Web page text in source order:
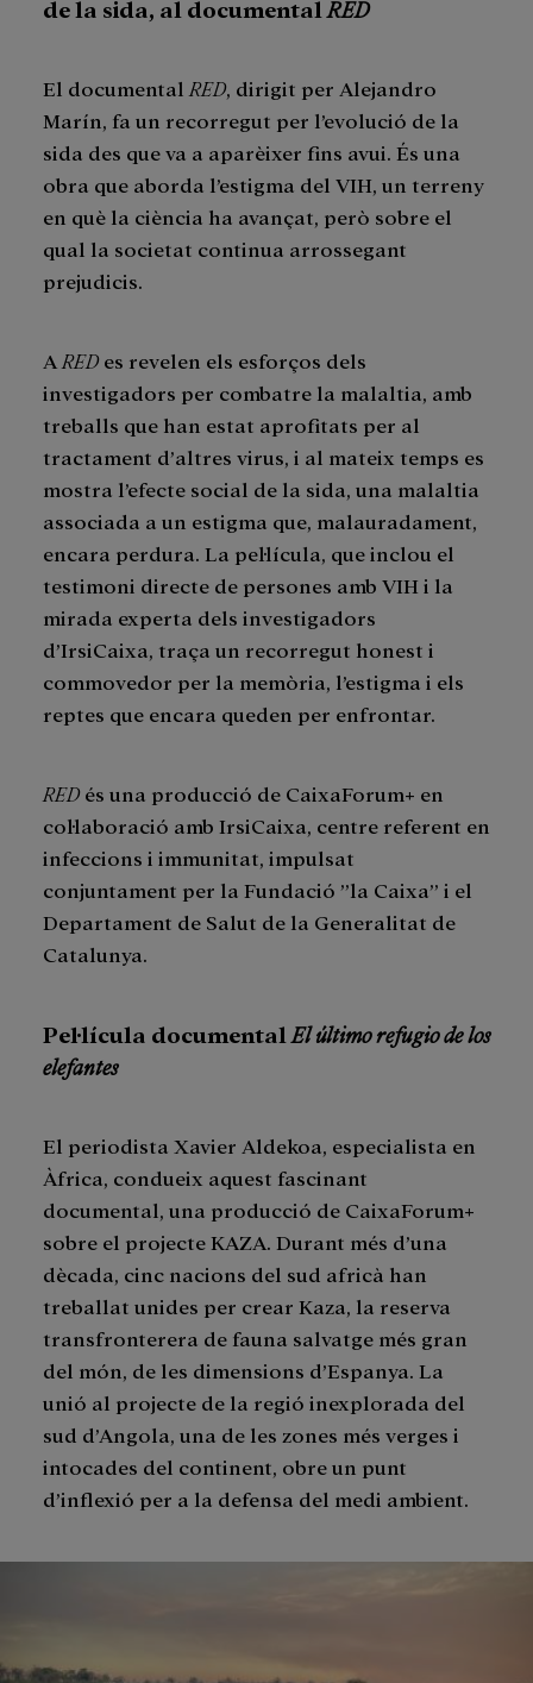
de la sida, al documental RED
El documental RED, dirigit per Alejandro
Marín, fa un recorregut per l’evolució de la
sida des que va a aparèixer fins avui. És una
obra que aborda l’estigma del VIH, un terreny
en què la ciència ha avançat, però sobre el
qual la societat continua arrossegant
prejudicis.
A RED es revelen els esforços dels
investigadors per combatre la malaltia, amb
treballs que han estat aprofitats per al
tractament d’altres virus, i al mateix temps es
mostra l’efecte social de la sida, una malaltia
associada a un estigma que, malauradament,
encara perdura. La pel·lícula, que inclou el
testimoni directe de persones amb VIH i la
mirada experta dels investigadors
d’IrsiCaixa, traça un recorregut honest i
commovedor per la memòria, l’estigma i els
reptes que encara queden per enfrontar.
RED és una producció de CaixaForum+ en
col·laboració amb IrsiCaixa, centre referent en
infeccions i immunitat, impulsat
conjuntament per la Fundació ”la Caixa” i el
Departament de Salut de la Generalitat de
Catalunya.
Pel·lícula documental El último refugio de los
elefantes
El periodista Xavier Aldekoa, especialista en
Àfrica, condueix aquest fascinant
documental, una producció de CaixaForum+
sobre el projecte KAZA. Durant més d’una
dècada, cinc nacions del sud africà han
treballat unides per crear Kaza, la reserva
transfronterera de fauna salvatge més gran
del món, de les dimensions d’Espanya. La
unió al projecte de la regió inexplorada del
sud d’Angola, una de les zones més verges i
intocades del continent, obre un punt
d’inflexió per a la defensa del medi ambient.